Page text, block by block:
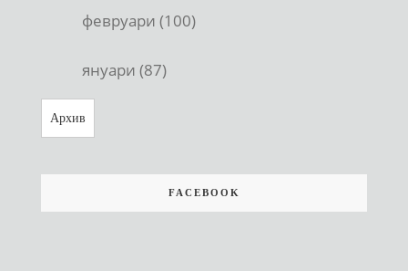
февруари (100)
януари (87)
Архив
FACEBOOK